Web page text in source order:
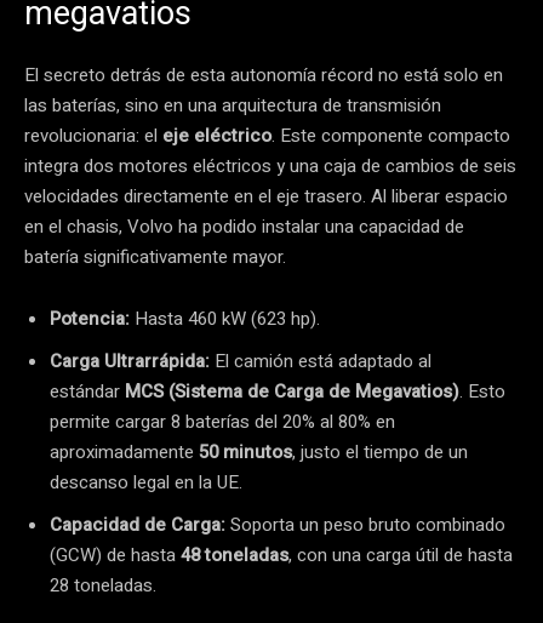
megavatios
El secreto detrás de esta autonomía récord no está solo en
las baterías, sino en una arquitectura de transmisión
revolucionaria: el eje eléctrico. Este componente compacto
integra dos motores eléctricos y una caja de cambios de seis
velocidades directamente en el eje trasero. Al liberar espacio
en el chasis, Volvo ha podido instalar una capacidad de
batería significativamente mayor.
Potencia: Hasta 460 kW (623 hp).
Carga Ultrarrápida: El camión está adaptado al
estándar MCS (Sistema de Carga de Megavatios). Esto
permite cargar 8 baterías del 20% al 80% en
aproximadamente 50 minutos, justo el tiempo de un
descanso legal en la UE.
Capacidad de Carga:Soporta un peso bruto combinado
(GCW) de hasta48 toneladas, con una carga útil de hasta
28 toneladas.